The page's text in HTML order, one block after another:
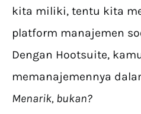
kita miliki, tentu kita
platform manajemen
Dengan Hootsuite,
memanajemennya
Menarik, bukan?